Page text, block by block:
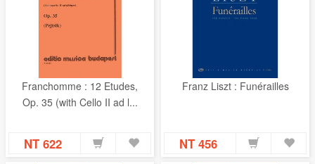
Franchomme : 12 Etudes,
Op. 35 (with Cello II ad l...
NT 622
Franz Liszt : Funérailles
NT 456